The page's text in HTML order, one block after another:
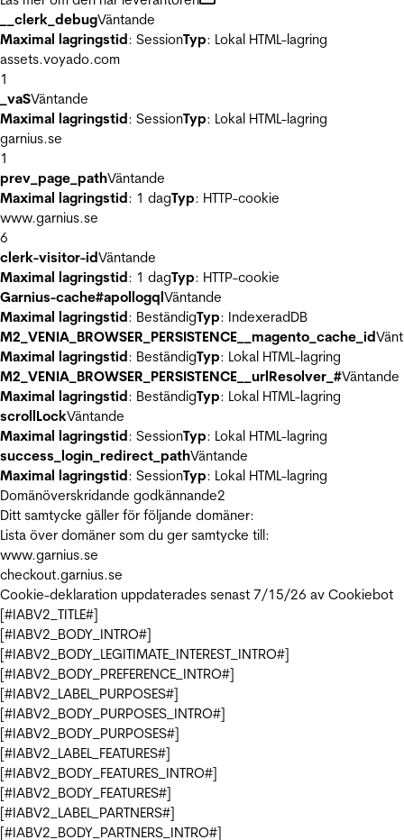
__clerk_debugVäntande
Maximal lagringstid: SessionTyp: Lokal HTML-lagring
assets.voyado.com
1
_vaSVäntande
Maximal lagringstid: SessionTyp: Lokal HTML-lagring
garnius.se
1
prev_page_pathVäntande
Maximal lagringstid: 1 dagTyp: HTTP-cookie
www.garnius.se
6
clerk-visitor-idVäntande
Maximal lagringstid: 1 dagTyp: HTTP-cookie
Garnius-cache#apollogqlVäntande
Maximal lagringstid: BeständigTyp: IndexeradDB
M2_VENIA_BROWSER_PERSISTENCE__magento_cache_id
Maximal lagringstid: BeständigTyp: Lokal HTML-lagring
M2_VENIA_BROWSER_PERSISTENCE__urlResolver_#Väntande
Maximal lagringstid: BeständigTyp: Lokal HTML-lagring
scrollLockVäntande
Maximal lagringstid: SessionTyp: Lokal HTML-lagring
success_login_redirect_pathVäntande
Maximal lagringstid: SessionTyp: Lokal HTML-lagring
Domänöverskridande godkännande2
Ditt samtycke gäller för följande domäner:
Lista över domäner som du ger samtycke till:
www.garnius.se
checkout.garnius.se
Cookie-deklaration uppdaterades senast 7/15/26 av Cookiebot
[#IABV2_TITLE#]
[#IABV2_BODY_INTRO#]
[#IABV2_BODY_LEGITIMATE_INTEREST_INTRO#]
[#IABV2_BODY_PREFERENCE_INTRO#]
[#IABV2_LABEL_PURPOSES#]
[#IABV2_BODY_PURPOSES_INTRO#]
[#IABV2_BODY_PURPOSES#]
[#IABV2_LABEL_FEATURES#]
[#IABV2_BODY_FEATURES_INTRO#]
[#IABV2_BODY_FEATURES#]
[#IABV2_LABEL_PARTNERS#]
[#IABV2_BODY_PARTNERS_INTRO#]